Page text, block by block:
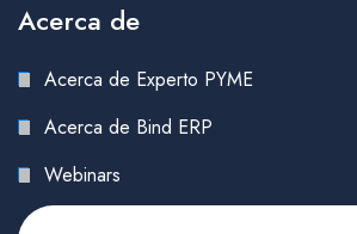
Acerca de
Acerca de Experto PYME
Acerca de Bind ERP
Webinars